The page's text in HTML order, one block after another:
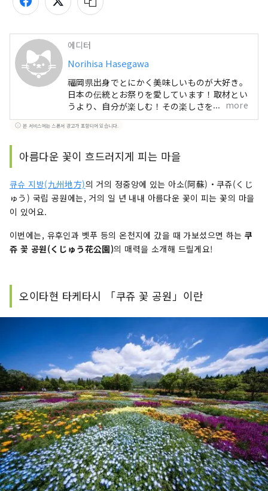
에디터
Norihisa Hasegawa
福岡県出身でとにかく美味しいものが大好き。
日本の伝統とお祭りを愛しています！取材とい
うより、自分が楽しむ！その楽しさを伝えるこ
とに全力投球。
more
본 서비스에는 스폰서 광고가 포함되어 있습니다.
아름다운 꽃이 흐드러지게 피는 마을
큐슈 지방(九州地方)의 거의 정중앙에 있는 아소(阿蘇)・쿠쥬(くじ
ゅう) 국립 공원에는, 거의 일 년 내내 아름다운 꽃이 피는 꽃의 마을
이 있어요.
이번에는, 유후인과 벳푸 등의 온천지에 갔을 때 가보셨으면 하는쿠
쥬 꽃 공원(くじゅう花公園)의 매력을 소개해 드릴게요!
오이타현 타케타시 「쿠쥬 꽃 공원」이란